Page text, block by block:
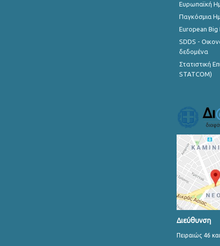
Ευρωπαϊκή
Παγκόσμια
European Big
SDDS -
δεδομένα
Στατιστική
STATCOM)
Διεύθυνση
Πειραιώς 46